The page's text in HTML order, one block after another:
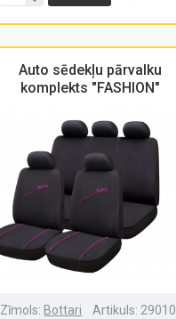
Auto sēdekļu pārvalku
komplekts "FASHION"
Zīmols: Bottari Artikuls: 29010